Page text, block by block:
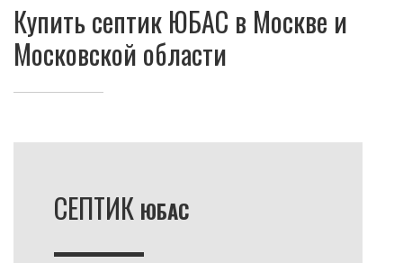
Купить септик ЮБАС в Москве и
Московской области
СЕПТИК ЮБАС